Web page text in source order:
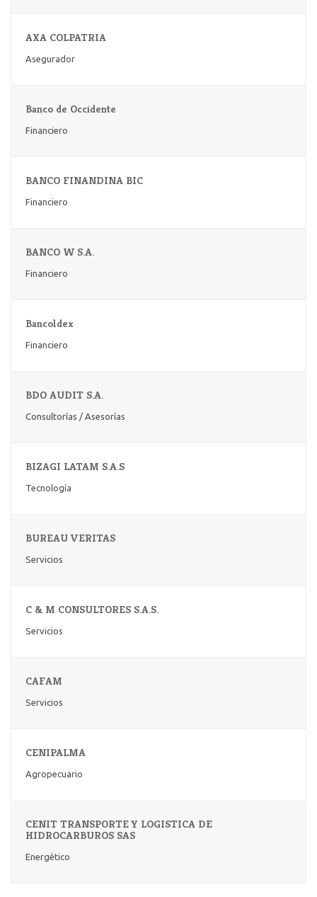
AXA COLPATRIA
Asegurador
Banco de Occidente
Financiero
BANCO FINANDINA BIC
Financiero
BANCO W S.A.
Financiero
Bancoldex
Financiero
BDO AUDIT S.A.
Consultorías / Asesorías
BIZAGI LATAM S.A.S
Tecnología
BUREAU VERITAS
Servicios
C & M CONSULTORES S.A.S.
Servicios
CAFAM
Servicios
CENIPALMA
Agropecuario
CENIT TRANSPORTE Y LOGISTICA DE
HIDROCARBUROS SAS
Energético